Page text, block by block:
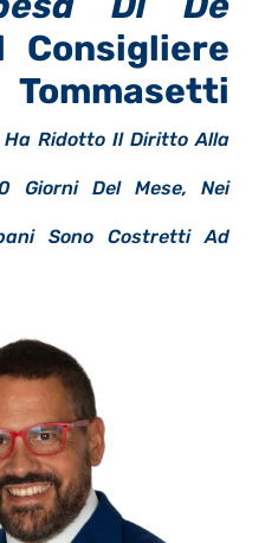
Consigliere
Ha Ridotto Il Diritto Alla
Giorni Del Mese, Nei
Sono Costretti Ad